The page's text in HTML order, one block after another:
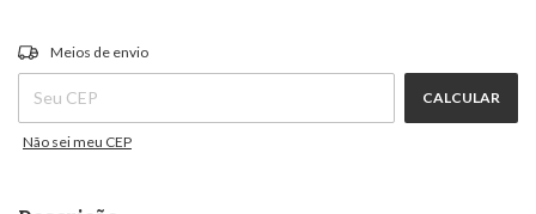
Entregas para o CEP:
Meios de envio
CALCULAR
Não sei meu CEP